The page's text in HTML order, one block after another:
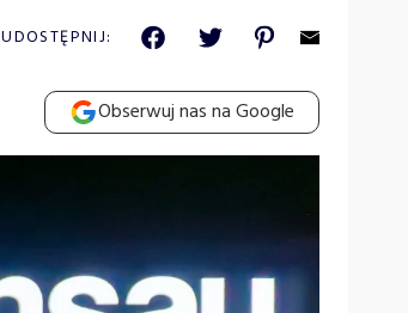
UDOSTĘPNIJ:
Obserwuj nas na Google